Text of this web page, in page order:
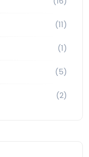
(11)
(1)
(5)
(2)